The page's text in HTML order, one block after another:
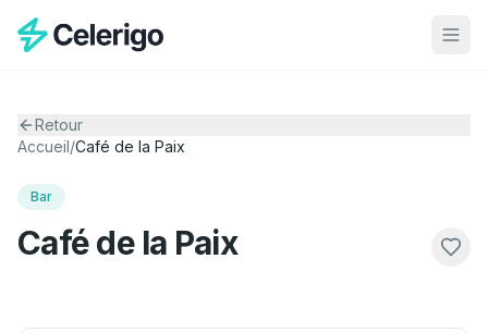
Retour
Accueil/Café de la Paix
Bar
Café de la Paix